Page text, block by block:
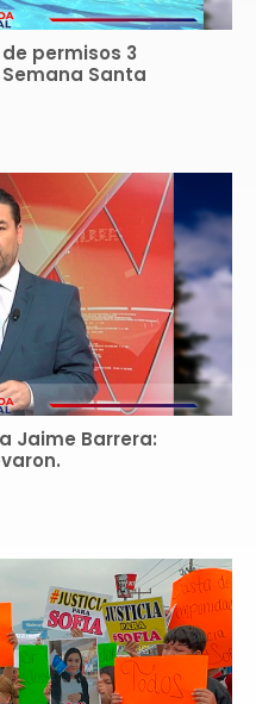
permisos 3
Santa
Jaime Barrera: